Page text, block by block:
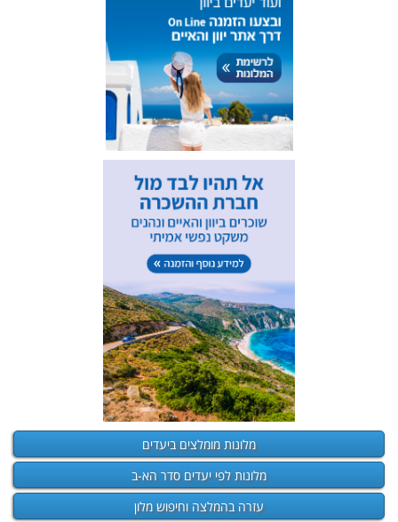
מלונות מומלצים ביעדים
מלונות לפי יעדים סדר הא-ב
עזרה בהמלצה וחיפוש מלון